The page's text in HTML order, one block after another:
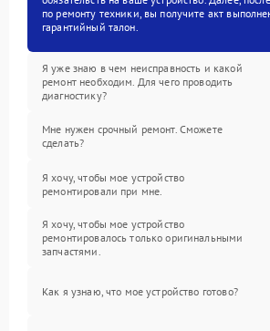
по ремонту техники, вы получите акт
гарантийный талон.
Я уже знаю в чем неисправность и какой
ремонт необходим. Для чего проводить
диагностику?
Мне нужен срочный ремонт. Сможете
сделать?
Я хочу, чтобы мое устройство
ремонтировали при мне.
Я хочу, чтобы мое устройство
ремонтировалось только оригинальными
запчастями.
Как я узнаю, что мое устройство готово?